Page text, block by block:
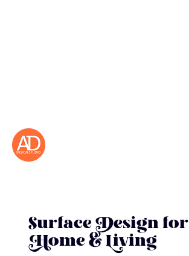
Surface Design for
Home & Living